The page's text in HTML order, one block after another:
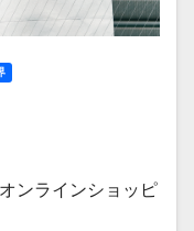
ンラインショッピ